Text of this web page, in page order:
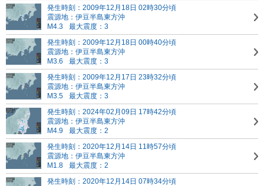
発生時刻：2009年12月18日 02時30分頃
震源地：伊豆半島東方沖
M4.3
最大震度：3
発生時刻：2009年12月18日 00時40分頃
震源地：伊豆半島東方沖
M3.6
最大震度：3
発生時刻：2009年12月17日 23時32分頃
震源地：伊豆半島東方沖
M3.5
最大震度：3
発生時刻：2024年02月09日 17時42分頃
震源地：伊豆半島東方沖
M4.9
最大震度：2
発生時刻：2020年12月14日 11時57分頃
震源地：伊豆半島東方沖
M1.8
最大震度：2
発生時刻：2020年12月14日 07時34分頃